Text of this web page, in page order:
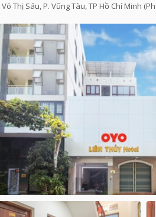
Thị Sáu, P. Vũng Tàu, TP Hồ Chí Minh